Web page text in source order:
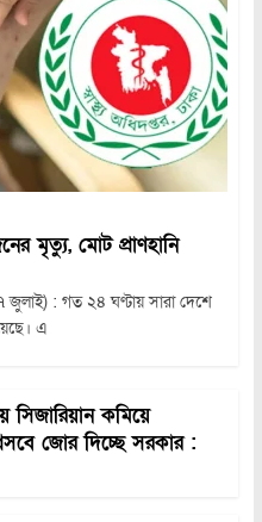
মৃত্যু, মোট প্রাণহানি
জুলাই) : গত ২৪ ঘণ্টায় সারা দেশে
এ
সিজারিয়ান কমিয়ে
জোর দিচ্ছে সরকার :